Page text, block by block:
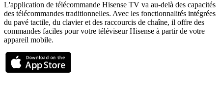
L'application de télécommande Hisense TV va au-delà des capacités
des télécommandes traditionnelles. Avec les fonctionnalités intégrées
du pavé tactile, du clavier et des raccourcis de chaîne, il offre des
commandes faciles pour votre téléviseur Hisense à partir de votre
appareil mobile.